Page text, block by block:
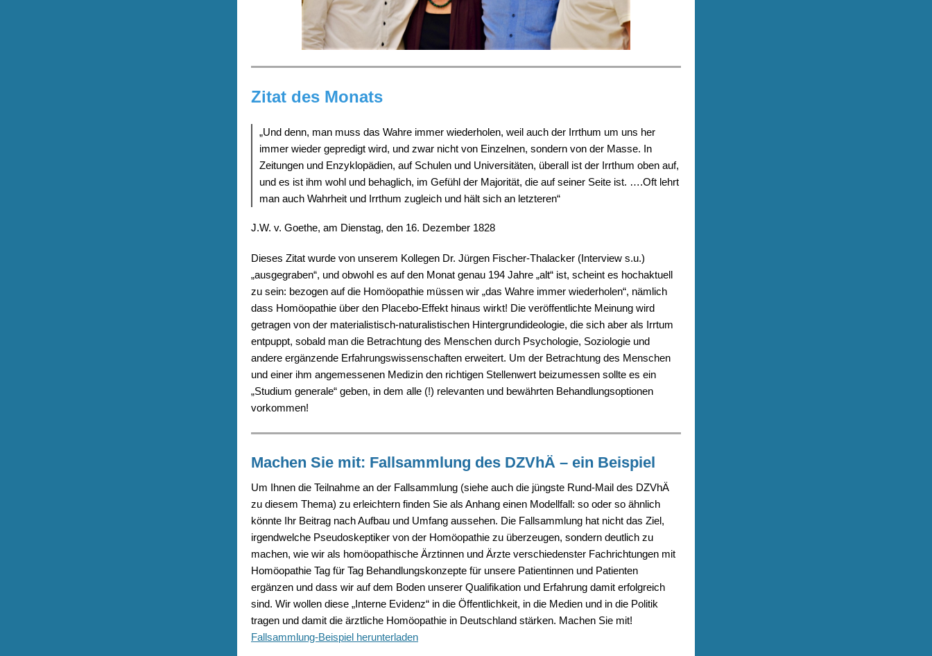
Zitat des Monats
„Und denn, man muss das Wahre immer wiederholen, weil auch der Irrthum um uns her
immer wieder gepredigt wird, und zwar nicht von Einzelnen, sondern von der Masse. In
Zeitungen und Enzyklopädien, auf Schulen und Universitäten, überall ist der Irrthum oben auf,
und es ist ihm wohl und behaglich, im Gefühl der Majorität, die auf seiner Seite ist. ….Oft lehrt
man auch Wahrheit und Irrthum zugleich und hält sich an letzteren“
J.W. v. Goethe, am Dienstag, den 16. Dezember 1828
Dieses Zitat wurde von unserem Kollegen Dr. Jürgen Fischer-Thalacker (Interview s.u.)
„ausgegraben“, und obwohl es auf den Monat genau 194 Jahre „alt“ ist, scheint es hochaktuell
zu sein: bezogen auf die Homöopathie müssen wir „das Wahre immer wiederholen“, nämlich
dass Homöopathie über den Placebo-Effekt hinaus wirkt! Die veröffentlichte Meinung wird
getragen von der materialistisch-naturalistischen Hintergrundideologie, die sich aber als Irrtum
entpuppt, sobald man die Betrachtung des Menschen durch Psychologie, Soziologie und
andere ergänzende Erfahrungswissenschaften erweitert. Um der Betrachtung des Menschen
und einer ihm angemessenen Medizin den richtigen Stellenwert beizumessen sollte es ein
„Studium generale“ geben, in dem alle (!) relevanten und bewährten Behandlungsoptionen
vorkommen!
Machen Sie mit: Fallsammlung des DZVhÄ – ein Beispiel
Um Ihnen die Teilnahme an der Fallsammlung (siehe auch die jüngste Rund-Mail des DZVhÄ
zu diesem Thema) zu erleichtern finden Sie als Anhang einen Modellfall: so oder so ähnlich
könnte Ihr Beitrag nach Aufbau und Umfang aussehen. Die Fallsammlung hat nicht das Ziel,
irgendwelche Pseudoskeptiker von der Homöopathie zu überzeugen, sondern deutlich zu
machen, wie wir als homöopathische Ärztinnen und Ärzte verschiedenster Fachrichtungen mit
Homöopathie Tag für Tag Behandlungskonzepte für unsere Patientinnen und Patienten
ergänzen und dass wir auf dem Boden unserer Qualifikation und Erfahrung damit erfolgreich
sind. Wir wollen diese „Interne Evidenz“ in die Öffentlichkeit, in die Medien und in die Politik
tragen und damit die ärztliche Homöopathie in Deutschland stärken. Machen Sie mit!
Fallsammlung-Beispiel herunterladen